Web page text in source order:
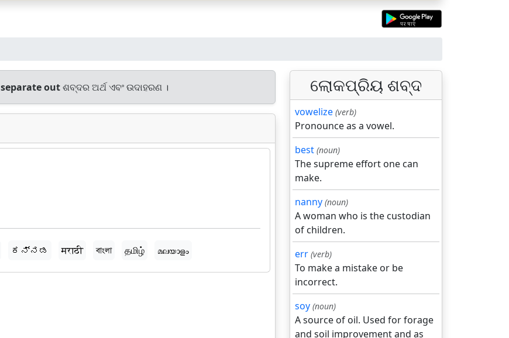
separate outଶବ୍ଦର ଅର୍ଥ ଏବଂ ଉଦାହରଣ ।
ಕನ್ನಡ मराठी বাংলা தமிழ் മലയാളം
ଲୋକପ୍ରିୟ ଶବ୍ଦ
vowelize (verb)
Pronounce as a vowel.
best (noun)
The supreme effort one can
make.
nanny (noun)
A woman who is the custodian
of children.
err (verb)
To make a mistake or be
incorrect.
soy (noun)
A source of oil. Used for forage
and soil improvement and as